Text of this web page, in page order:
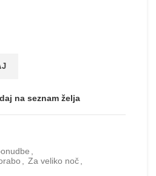
na seznam želja
Za veliko noč